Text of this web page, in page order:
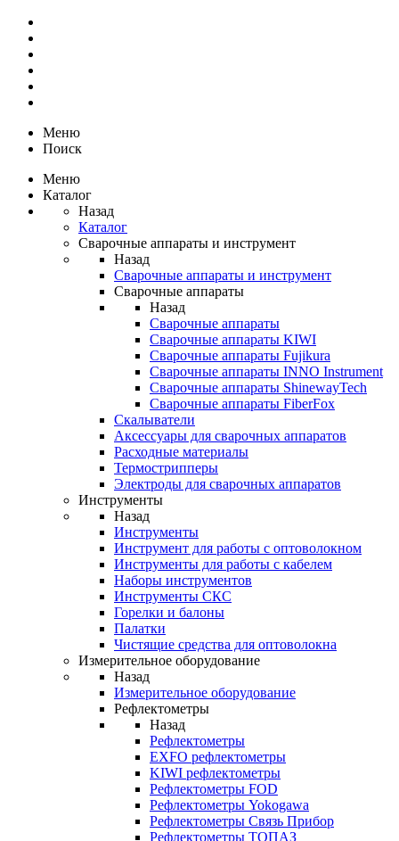
Меню
Поиск
Меню
Каталог
Назад
Каталог
Сварочные аппараты и инструмент
Назад
Сварочные аппараты и инструмент
Сварочные аппараты
Назад
Сварочные аппараты
Сварочные аппараты KIWI
Сварочные аппараты Fujikura
Сварочные аппараты INNO Instrument
Сварочные аппараты ShinewayTech
Cварочные аппараты FiberFox
Скалыватели
Аксессуары для сварочных аппаратов
Расходные материалы
Термострипперы
Электроды для сварочных аппаратов
Инструменты
Назад
Инструменты
Инструмент для работы с оптоволокном
Инструменты для работы с кабелем
Наборы инструментов
Инструменты СКС
Горелки и балоны
Палатки
Чистящие средства для оптоволокна
Измерительное оборудование
Назад
Измерительное оборудование
Рефлектометры
Назад
Рефлектометры
EXFO рефлектометры
KIWI рефлектометры
Рефлектометры FOD
Рефлектометры Yokogawa
Рефлектометры Связь Прибор
Рефлектометры ТОПАЗ